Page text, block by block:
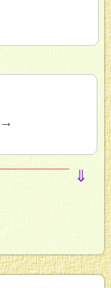
→
⇓